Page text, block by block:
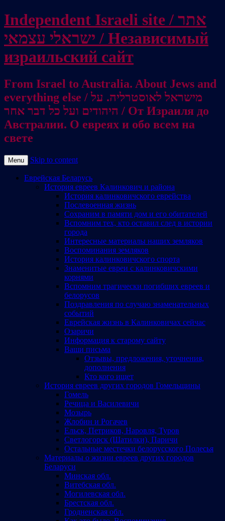
Independent Israeli site / אתר
ישראלי עצמאי / Независимый
израильский сайт
From Israel to Australia. About Jews and
everything else / מישראל לאוסטרליה. על
היהודים ועל כל דבר אחר / От Израиля до
Австралии. О евреях и обо всем на
свете
Menu Skip to content
Еврейская Беларусь
История евреев Калинкович и района
История калинковичского еврейства
Послевоенная жизнь
Сохраним в памяти дом и его обитателей
Вспомним тех, кто оставил след в истории
города
Интересные материалы наших земляков
Воспоминания земляков
История калинковичского спорта
Знаменитые евреи с калинковичскими
корнями
Вспомним трагически погибших евреев и
белорусов
Поздравления по случаю знаменательных
событий
Еврейская жизнь в Калинковичах сейчас
Озаричи
Информация к старому сайту
Ваши письма
Отзывы, предложения, уточнения,
дополнения
Кто кого ищет
История евреев других городов Гомельщины
Гомель
Речица и Василевичи
Мозырь
Жлобин и Рогачев
Ельск, Петриков, Наровля, Туров
Светлогорск (Шатилки), Паричи
Остальные местечки белорусского Полесья
Материалы о жизни евреев других городов
Беларуси
Минская обл.
Витебская обл.
Могилевская обл.
Брестская обл.
Гродненская обл.